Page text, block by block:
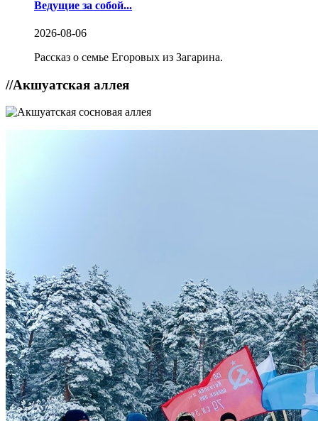
Ведущие за собой...
2026-08-06
Рассказ о семье Егоровых из Загарина.
//Акшуатская аллея